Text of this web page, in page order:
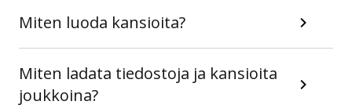
Miten luoda kansioita?
Miten ladata tiedostoja ja kansioita
joukkoina?